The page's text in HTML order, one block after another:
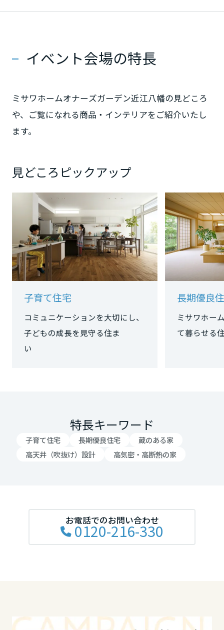
イベント会場の特長
ミサワホームオナーズガーデン近江八幡の見どころ
や、ご覧になれる商品・インテリアをご紹介いたし
ます。
見どころピックアップ
子育て住宅
コミュニケーションを大切にし、
子どもの成長を見守る住ま
い
長期優良
ミサワホー
て暮らせる
特長キーワード
子育て住宅 長期優良住宅
蔵のある家
高天井（吹抜け）設計
高気密・高断熱の家
お電話でのお問い合わせ
0120-216-330
三重県
近畿エリア
滋賀県
京都府
大阪府
兵庫県
奈良県
和歌山県
中国・四国エリア
広島県